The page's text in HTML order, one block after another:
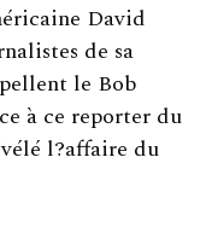
David
de sa
le Bob
à ce reporter du
l?affaire du